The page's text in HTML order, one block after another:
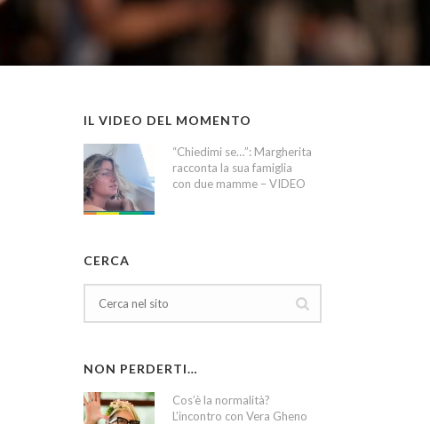
IL VIDEO DEL MOMENTO
“Chiedimi se…”: Margherita
racconta la sua famiglia
con due mamme – VIDEO
CERCA
NON PERDERTI…
Cos’è la normalità?
L’incontro con Vera Gheno